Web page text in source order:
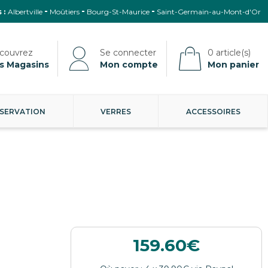
: Albertville Moûtiers Bourg-St-Maurice Saint-Germain-au-Mont-d'Or
Magasins Mon compte Mon panier
VERRES ACCESSOIRES
159.60